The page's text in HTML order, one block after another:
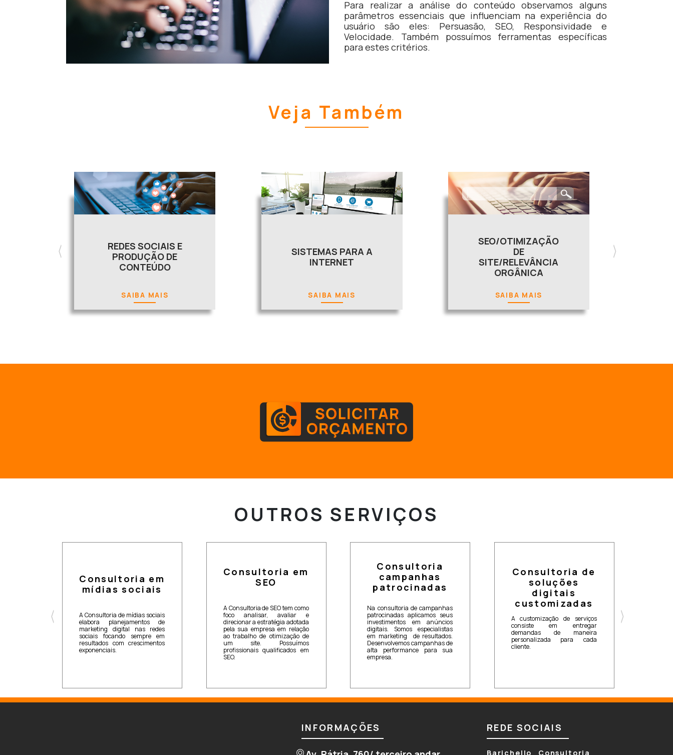
Para realizar a análise do conteúdo observamos alguns
parâmetros essenciais que influenciam na experiência do
usuário são eles: Persuasão, SEO, Responsividade e
Velocidade. Também possuímos ferramentas específicas
para estes critérios.
Veja Também
REDES SOCIAIS E
PRODUÇÃO DE
CONTEÚDO
SAIBA MAIS
SISTEMAS PARA A
INTERNET
SAIBA MAIS
SEO/OTIMIZAÇÃO
DE
SITE/RELEVÂNCIA
ORGÂNICA
SAIBA MAIS
OUTROS SERVIÇOS
Consultoria em
mídias sociais
A Consultoria de mídias sociais
elabora planejamentos de
marketing digital nas redes
sociais focando sempre em
resultados com crescimentos
exponenciais.
Consultoria em
SEO
A Consultoria de SEO tem como
foco analisar, avaliar e
direcionar a estratégia adotada
pela sua empresa em relação
ao trabalho de otimização de
um site. Possuímos
profissionais qualificados em
SEO.
Consultoria
campanhas
patrocinadas
Na consultoria de campanhas
patrocinadas aplicamos seus
investimentos em anúncios
digitais. Somos especialistas
em marketing de resultados.
Desenvolvemos campanhas de
alta performance para sua
empresa.
Consultoria de
soluções
digitais
customizadas
A customização de serviços
consiste em entregar
demandas de maneira
personalizada para cada
cliente.
INFORMAÇÕES REDE SOCIAIS
Barichello Consultoria